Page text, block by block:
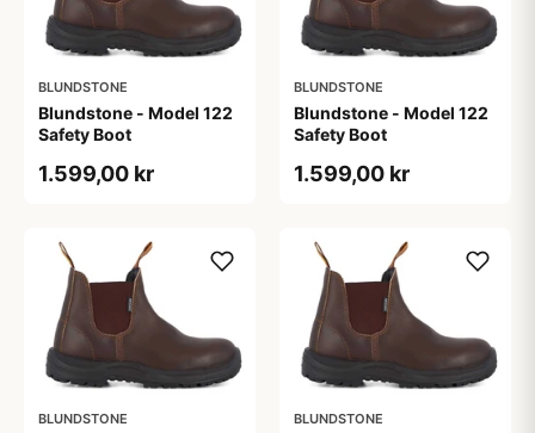
BLUNDSTONE
Blundstone - Model 122
Safety Boot
1.599,00 kr
BLUNDSTONE
Blundstone - Model 122
Safety Boot
1.599,00 kr
BLUNDSTONE BLUNDSTONE